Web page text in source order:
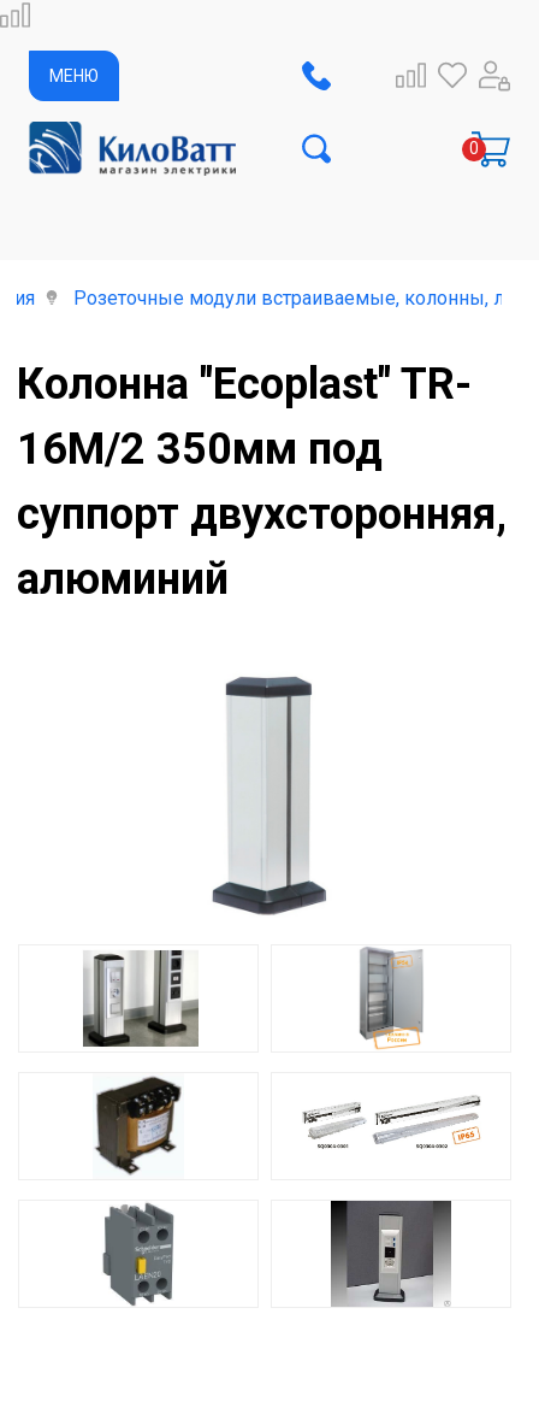
МЕНЮ
Розеточные модули встраиваемые, колонны,
Колонна "Ecoplast" TR-
16M/2 350мм под
суппорт двухсторонняя,
алюминий